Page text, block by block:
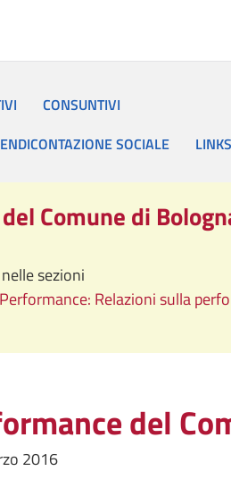
CONSUNTIVI
SOCIALE
LINKS
Comune di
sezioni
Performance: Relazioni sulla
del
2016